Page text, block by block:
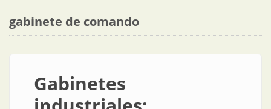
gabinete de comando
Gabinetes